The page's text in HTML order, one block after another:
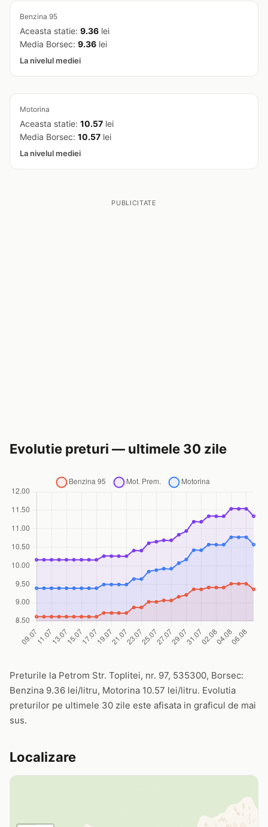
Benzina 95
Aceasta statie: 9.36 lei
Media Borsec: 9.36 lei
La nivelul mediei
Motorina
Aceasta statie: 10.57 lei
Media Borsec: 10.57 lei
La nivelul mediei
PUBLICITATE
Evolutie preturi — ultimele 30 zile
Preturile la Petrom Str. Toplitei, nr. 97, 535300, Borsec:
Benzina 9.36 lei/litru, Motorina 10.57 lei/litru. Evolutia
preturilor pe ultimele 30 zile este afisata in graficul de mai
sus.
Localizare